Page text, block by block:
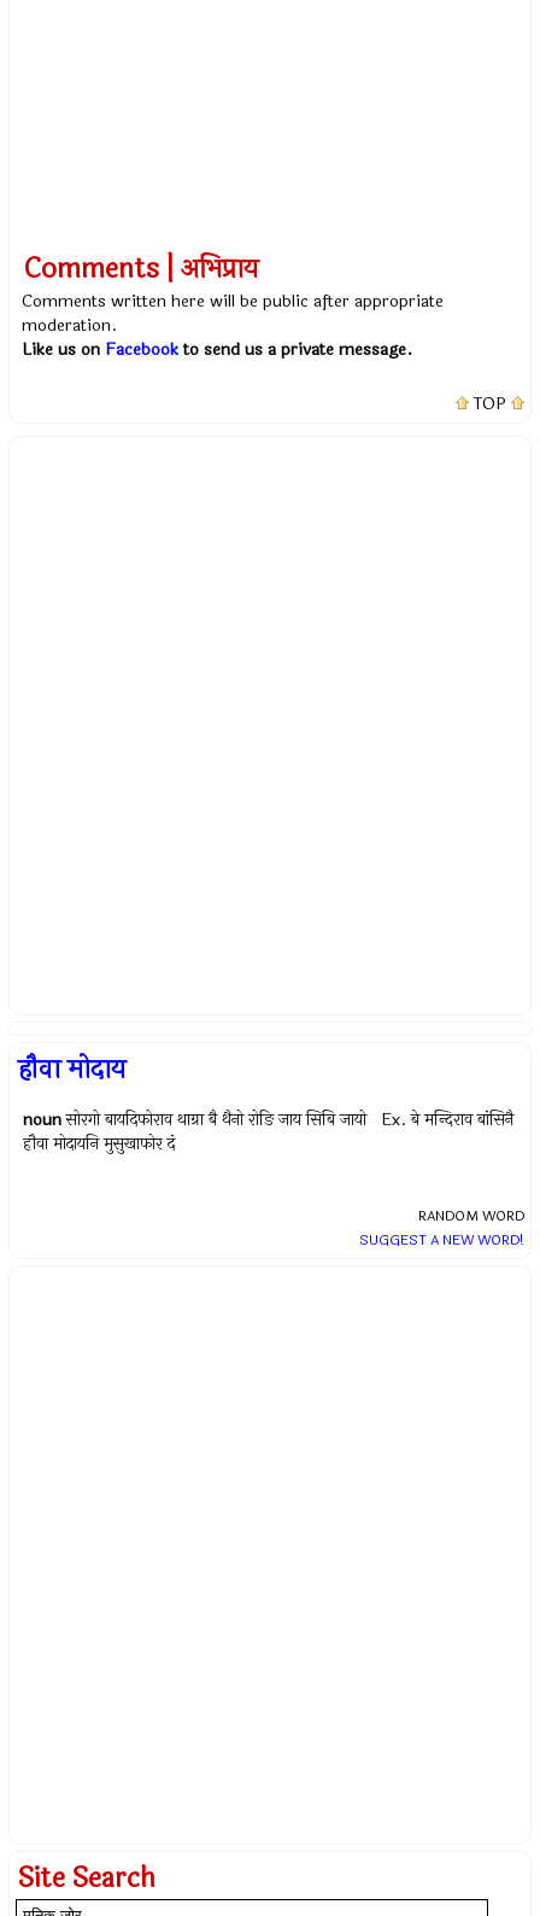
Comments | अभिप्राय
Comments written here will be public after appropriate
moderation.
Like us on Facebookto send us a private message.
TOP
हौवा मोदाय
noun सोरगो बायदिफोराव थाग्रा बै थैनो रोङि जाय सिबि जायो Ex.बे मन्दिराव बांसिनै
हौवा मोदायनि मुसुखाफोर दं
RANDOM WORD
SUGGEST A NEW WORD!
Site Search